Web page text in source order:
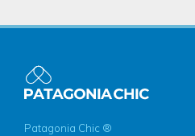
Patagonia Chic ®